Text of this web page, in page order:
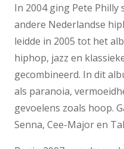
In 2004 ging Pete Philly
andere Nederlandse
leidde in 2005 tot het
hiphop, jazz en
gecombineerd. In dit
als paranoia,
gevoelens zoals hoop.
Senna, Cee-Major en